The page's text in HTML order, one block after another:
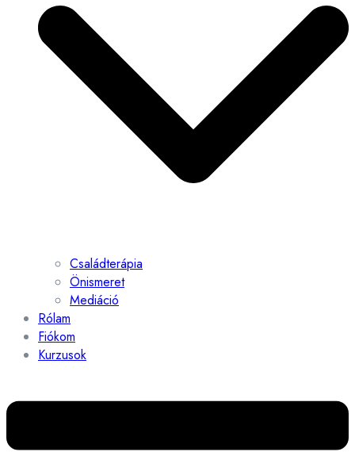
Családterápia
Önismeret
Mediáció
Rólam
Fiókom
Kurzusok